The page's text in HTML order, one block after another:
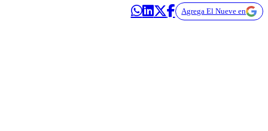
Agrega El Nueve en